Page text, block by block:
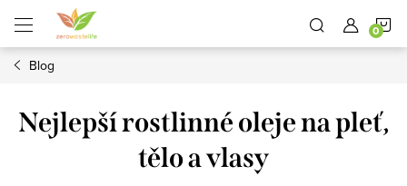
obsah
Blog
Nejlepší rostlinné oleje na pleť,
tělo a vlasy